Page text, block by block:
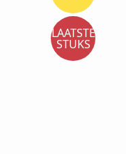
LAATSTE
STUKS